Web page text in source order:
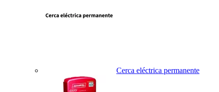
Cerca eléctrica permanente